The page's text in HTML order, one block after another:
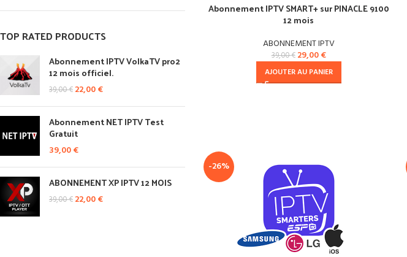
TOP RATED PRODUCTS
Abonnement IPTV VolkaTV pro2
12 mois officiel.
39,00€ 22,00€
Abonnement NET IPTV Test
Gratuit
39,00€
ABONNEMENT XP IPTV 12 MOIS
39,00€ 22,00€
Abonnement IPTV SMART+ sur PINACLE 9100
12 mois
ABONNEMENT IPTV
39,00€ 29,00€
AJOUTER AU PANIER
-26%